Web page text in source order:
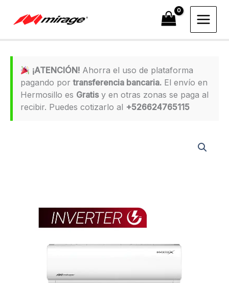
¡ATENCIÓN! Ahorra el uso de plataforma
pagando portransferencia bancaria. El envío en
Hermosillo es Gratisy en otras zonas se paga al
recibir. Puedes cotizarlo al +526624765115